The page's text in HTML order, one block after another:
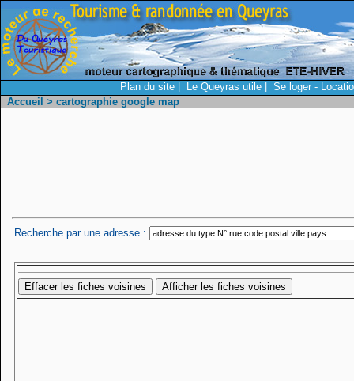
Plan du site Le Queyras utile
Se loger -
Accueil > cartographie google map
Recherche par une adresse :